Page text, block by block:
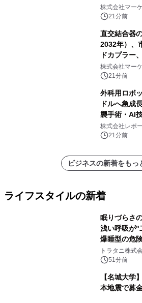
ァス合金3次
ポートを発表
株式会社マー
21分前
直交結合器
2032年）、
ドカプラー
ーレイカプ
ートを発表
株式会社マー
21分前
外科用ロボ
ドルへ急成
襲手術・AI
牽引
株式会社レポ
21分前
ビジネスの新着をもっ
ライフスタイルの新着
眠りづらさ
浅い呼吸が"
爆睡型の危
説
トラタニ株式
51分前
【名城大学
本地震で募